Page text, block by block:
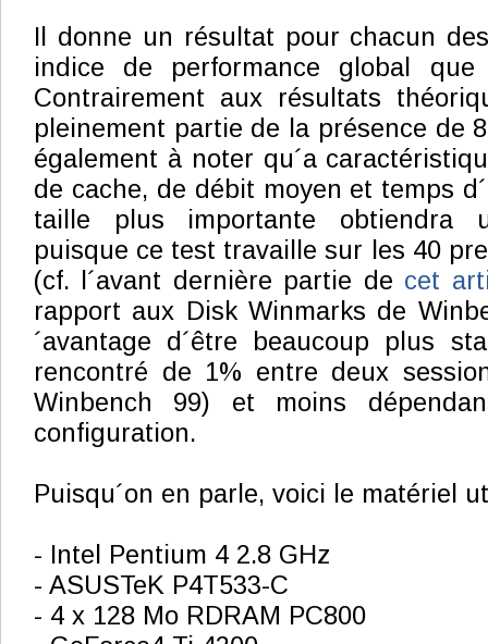
Il donne un résultat pour chacun
indice de performance global
Contrairement aux résultats
pleinement partie de la présence de
également à noter qu´a
de cache, de débit moyen et temps
taille plus importante obtiendra
puisque ce test travaille sur les 40
(cf. l´avant dernière partie de cet
rapport aux Disk Winmarks de
´avantage d´être beaucoup plus
rencontré de 1% entre deux
Winbench 99) et moins
configuration.
Puisqu´on en parle, voici le matériel
- Intel Pentium 4 2.8 GHz
- ASUSTeK P4T533-C
- 4 x 128 Mo RDRAM PC800